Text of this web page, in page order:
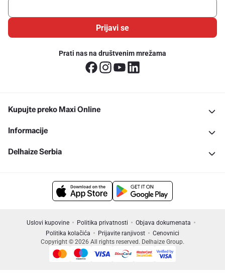
Prijavi se
Prati nas na društvenim mrežama
Kupujte preko Maxi Online
Informacije
Delhaize Serbia
Uslovi kupovine Politika privatnosti
Objava dokumenata
Politika kolačića
Prijavite ranjivost
Cenovnici
Copyright © 2026 All rights reserved. Delhaize Group.